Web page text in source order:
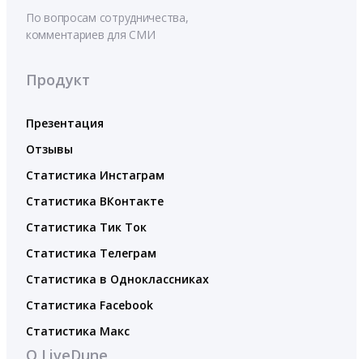
По вопросам сотрудничества,
комментариев для СМИ
Продукт
Презентация
Отзывы
Статистика Инстаграм
Статистика ВКонтакте
Статистика Тик Ток
Статистика Телеграм
Статистика в Одноклассниках
Статистика Facebook
Статистика Макс
О LiveDune